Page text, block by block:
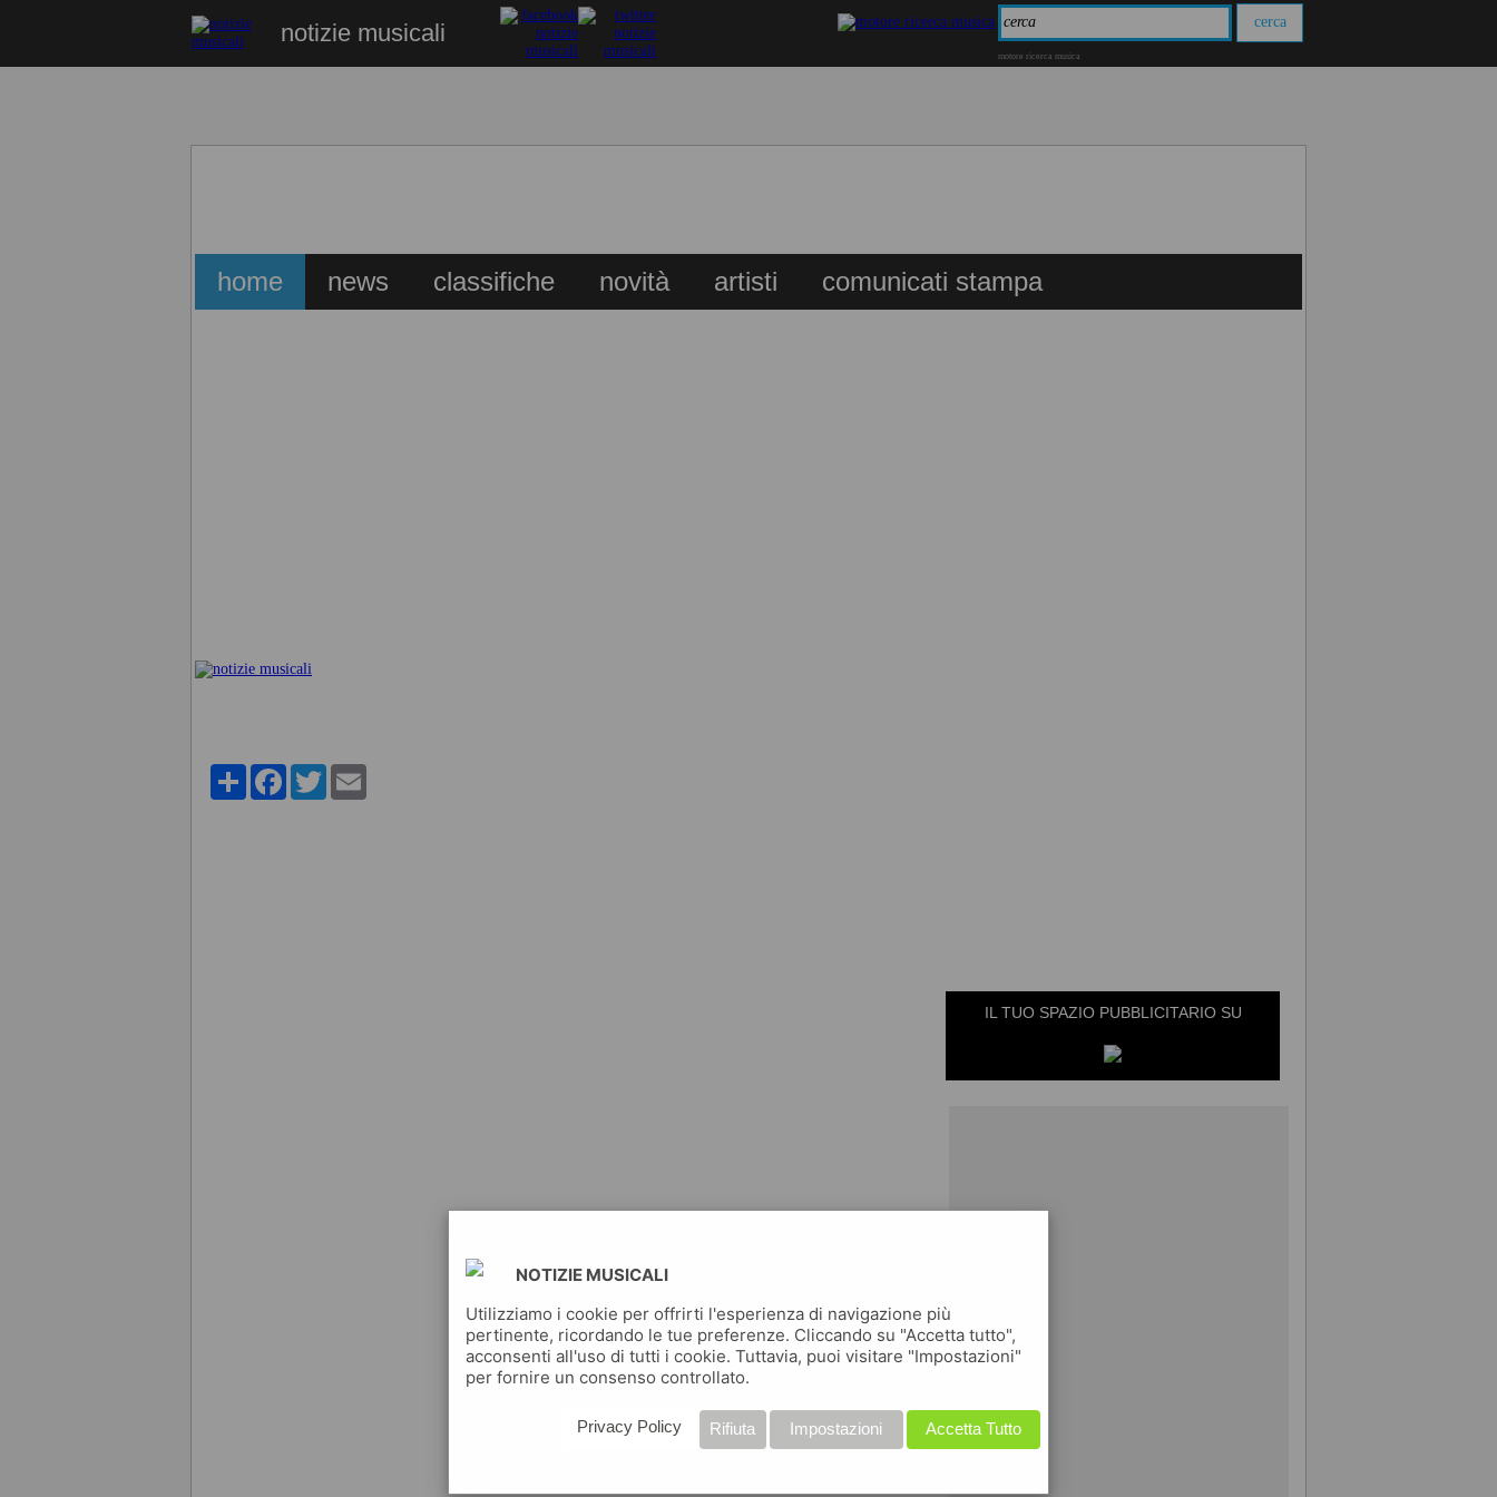
notizie musicali
motore ricerca musica
home news classifiche novità artisti comunicati stampa
Share FacebookTwitter
IL TUO SPAZIO PUBBLICITARIO SU
NOTIZIE MUSICALI
Utilizziamo i cookie per offrirti l'esperienza di navigazione più
pertinente, ricordando le tue preferenze. Cliccando su "Accetta tutto",
acconsenti all'uso di tutti i cookie. Tuttavia, puoi visitare "Impostazioni"
per fornire un consenso controllato.
Accetta Tutto
Impostazioni
Rifiuta
Privacy Policy